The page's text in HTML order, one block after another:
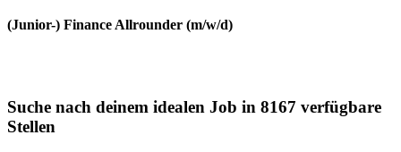
(Junior-) Finance Allrounder (m/w/d)
Suche nach deinem idealen Job in 8167 verfügbare
Stellen